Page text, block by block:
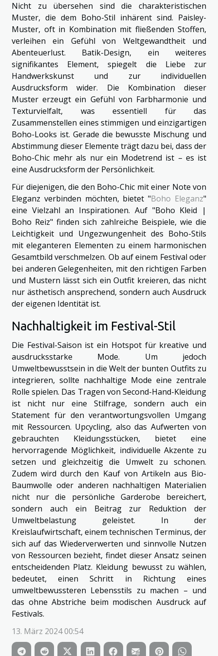
Nicht zu übersehen sind die charakteristischen
Muster, die dem Boho-Stil inhärent sind. Paisley-
Muster, oft in Kombination mit fließenden Stoffen,
verleihen ein Gefühl von Weltgewandtheit und
Abenteuerlust. Batik-Design, ein weiteres
signifikantes Element, spiegelt die Liebe zur
Handwerkskunst und zur individuellen
Ausdrucksform wider. Die Kombination dieser
Muster erzeugt ein Gefühl von Farbharmonie und
Texturvielfalt, was essentiell für das
Zusammenstellen eines stimmigen und einzigartigen
Boho-Looks ist. Gerade die bewusste Mischung und
Abstimmung dieser Elemente trägt dazu bei, dass der
Boho-Chic mehr als nur ein Modetrend ist – es ist
eine Ausdrucksform der Persönlichkeit.
Für diejenigen, die den Boho-Chic mit einer Note von
Eleganz verbinden möchten, bietet "Boho Eleganz"
eine Vielzahl an Inspirationen. Auf "Boho Kleid |
Boho Reiz" finden sich zahlreiche Beispiele, wie die
Leichtigkeit und Ungezwungenheit des Boho-Stils
mit eleganteren Elementen zu einem harmonischen
Gesamtbild verschmelzen. Ob auf einem Festival oder
bei anderen Gelegenheiten, mit den richtigen Farben
und Mustern lässt sich ein Outfit kreieren, das nicht
nur ästhetisch ansprechend, sondern auch Ausdruck
der eigenen Identität ist.
Nachhaltigkeit im Festival-Stil
Die Festival-Saison ist ein Hotspot für kreative und
ausdrucksstarke Mode. Um jedoch
Umweltbewusstsein in die Welt der bunten Outfits zu
integrieren, sollte nachhaltige Mode eine zentrale
Rolle spielen. Das Tragen von Second-Hand-Kleidung
ist nicht nur eine Stilfrage, sondern auch ein
Statement für den verantwortungsvollen Umgang
mit Ressourcen. Upcycling, also das Aufwerten von
gebrauchten Kleidungsstücken, bietet eine
hervorragende Möglichkeit, individuelle Akzente zu
setzen und gleichzeitig die Umwelt zu schonen.
Zudem wird durch den Kauf von Artikeln aus Bio-
Baumwolle oder anderen nachhaltigen Materialien
nicht nur die persönliche Garderobe bereichert,
sondern auch ein Beitrag zur Reduktion der
Umweltbelastung geleistet. In der
Kreislaufwirtschaft, einem technischen Terminus, der
sich auf das Wiederverwerten und sinnvolle Nutzen
von Ressourcen bezieht, findet dieser Ansatz seinen
entscheidenden Platz. Kleidung bewusst zu wählen,
bedeutet, einen Schritt in Richtung eines
umweltbewussteren Lebensstils zu machen – und
das ohne Abstriche beim modischen Ausdruck auf
Festivals.
13. März 2024 00:54